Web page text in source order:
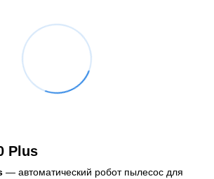
Plus
— автоматический робот пылесос для